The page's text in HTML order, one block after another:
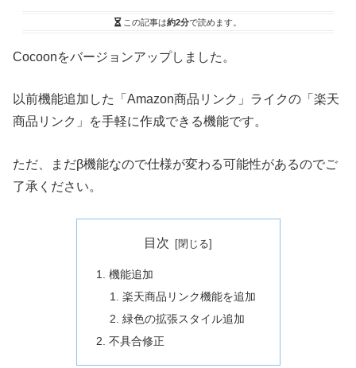
この記事は約2分で読めます。
Cocoonをバージョンアップしました。
以前機能追加した「Amazon商品リンク」ライクの「楽天
商品リンク」を手軽に作成できる機能です。
ただ、まだβ機能なので仕様が変わる可能性があるのでご
了承ください。
目次
機能追加
楽天商品リンク機能を追加
緑色の拡張スタイル追加
不具合修正